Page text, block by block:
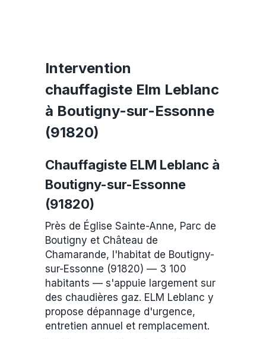
Intervention
chauffagiste Elm Leblanc
à Boutigny-sur-Essonne
(91820)
Chauffagiste ELM Leblanc à
Boutigny-sur-Essonne
(91820)
Près de Église Sainte-Anne, Parc de
Boutigny et Château de
Chamarande, l'habitat de Boutigny-
sur-Essonne (91820) — 3 100
habitants — s'appuie largement sur
des chaudières gaz. ELM Leblanc y
propose dépannage d'urgence,
entretien annuel et remplacement.